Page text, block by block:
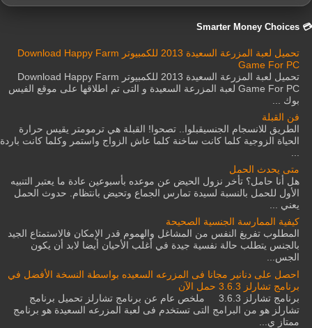
💳 Smarter Money Choices
تحميل لعبة المزرعة السعيدة 2013 للكمبيوتر Download Happy Farm
Game For PC
تحميل لعبة المزرعة السعيدة 2013 للكمبيوتر Download Happy Farm
Game For PC لعبة المزرعة السعيدة و التى تم اطلاقها على موقع الفيس
بوك ...
فن القبلة
الطريق للانسجام الجنسيقبلوا.. تصحوا! القبلة هي ترمومتر يقيس حرارة
الحياة الزوجية كلما كانت ساخنة كلما عاش الزواج واستمر وكلما كانت باردة
متى يحدث الحمل
هل أنا حامل؟ تأخر نزول الحيض عن موعده بأسبوعين عادة ما يعتبر التنبيه
الأول للحمل بالنسبة لسيدة تمارس الجماع وتحيض بانتظام. حدوث الحمل
يعني ...
كيفية الممارسة الجنسية الصحيحة
المطلوب تفريغ النفس من المشاغل والهموم قدر الإمكان فالاستمتاع الجيد
بالجنس يتطلب حالة نفسية جيدة في أغلب الأحيان أيضا لابد أن يكون
الجس...
احصل على دنانير مجانا فى المزرعه السعيده بواسطة النسخة الأفضل في
برنامج تشارلز 3.6.3 حمل الآن
برنامج تشارلز 3.6.3 ملخص عام عن برنامج تشارلز تحميل برنامج
تشارلز هو من البرامج التى تستخدم فى لعبة المزرعه السعيدة هو برنامج
ممتاز ي...